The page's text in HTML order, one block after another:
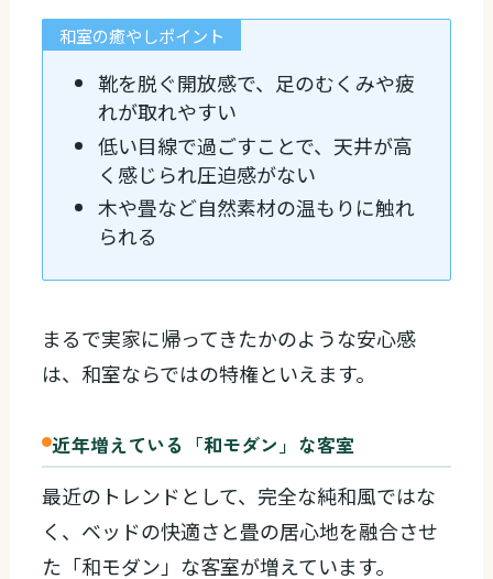
和室の癒やしポイント
靴を脱ぐ開放感で、足のむくみや疲
れが取れやすい
低い目線で過ごすことで、天井が高
く感じられ圧迫感がない
木や畳など自然素材の温もりに触れ
られる
まるで実家に帰ってきたかのような安心感
は、和室ならではの特権といえます。
近年増えている「和モダン」な客室
最近のトレンドとして、完全な純和風ではな
く、ベッドの快適さと畳の居心地を融合させ
た「和モダン」な客室が増えています。